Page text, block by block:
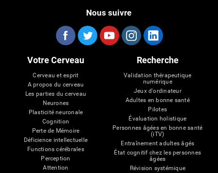
Nous suivre
Votre Cerveau
Cerveau et esprit
A propos du cerveau
Les parties du cerveau
Neurones
Plasticité neuronale
Cognition
Perte de Mémoire
Déficience intellectuelle
Functions cérébrales
Perception
Attention
Recherche
Validation thérapeutique
numérique
Jeux d'ordinateur
Adultes en bonne santé
Pilotes
Évaluation holistique
Personnes âgées en bonne santé
(iTV)
Entraînement adultes âgés
État cognitif chez les personnes
âgées
Révision systémique